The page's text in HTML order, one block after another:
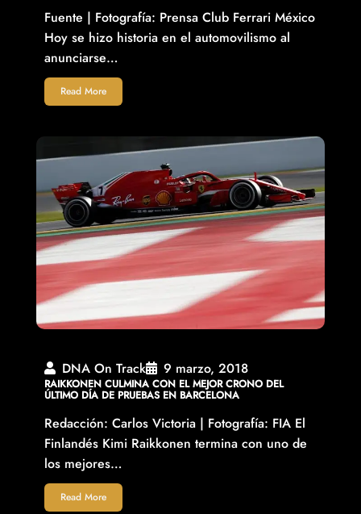
Fuente | Fotografía: Prensa Club Ferrari México
Hoy se hizo historia en el automovilismo al
anunciarse…
Read More
DNA On Track 9 marzo, 2018
RAIKKONEN CULMINA CON EL MEJOR CRONO DEL
ÚLTIMO DÍA DE PRUEBAS EN BARCELONA
Redacción: Carlos Victoria | Fotografía: FIA El
Finlandés Kimi Raikkonen termina con uno de
los mejores…
Read More